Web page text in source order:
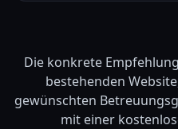
Die konkrete
bestehenden
gewünschten
mit einer